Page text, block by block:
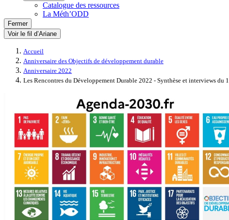
Catalogue des ressources
La Méth’ODD
Fermer
Voir le fil d’Ariane
Accueil
Anniversaire des Objectifs de développement durable
Anniversaire 2022
Les Rencontres du Développement Durable 2022 - Synthèse et interviews du